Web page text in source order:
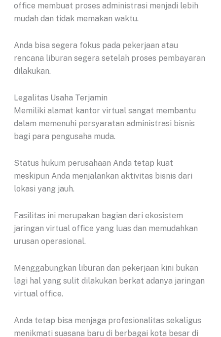
office membuat proses administrasi menjadi lebih
mudah dan tidak memakan waktu.
Anda bisa segera fokus pada pekerjaan atau
rencana liburan segera setelah proses pembayaran
dilakukan.
Legalitas Usaha Terjamin
Memiliki alamat kantor virtual sangat membantu
dalam memenuhi persyaratan administrasi bisnis
bagi para pengusaha muda.
Status hukum perusahaan Anda tetap kuat
meskipun Anda menjalankan aktivitas bisnis dari
lokasi yang jauh.
Fasilitas ini merupakan bagian dari ekosistem
jaringan virtual office yang luas dan memudahkan
urusan operasional.
Menggabungkan liburan dan pekerjaan kini bukan
lagi hal yang sulit dilakukan berkat adanya jaringan
virtual office.
Anda tetap bisa menjaga profesionalitas sekaligus
menikmati suasana baru di berbagai kota besar di